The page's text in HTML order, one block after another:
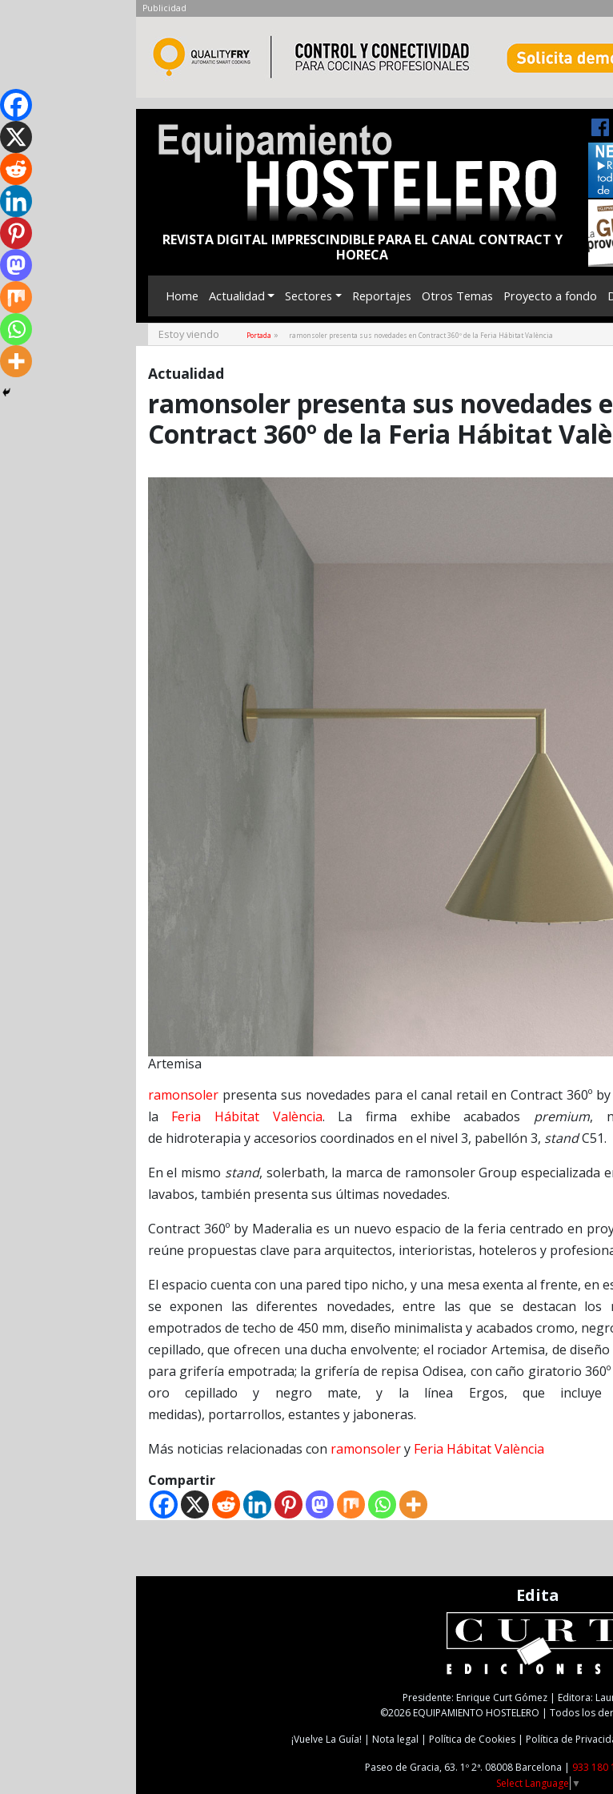
Publicidad
REVISTA DIGITAL IMPRESCINDIBLE PARA EL CANAL CONTRACT Y
HORECA
Home Actualidad Sectores Reportajes Otros Temas Proyecto a fondo
Estoy viendo Portada » ramonsoler presenta sus novedades en Contract 360º de la Feria Hábitat València
Actualidad
ramonsoler presenta sus novedades
Contract 360º de la Feria Hábitat
Artemisa
ramonsolerpresenta sus novedades para el canal retail en Contract 360º
la Feria Hábitat València. La firma exhibe acabados premium,
de hidroterapia y accesorios coordinados en el nivel 3, pabellón 3, standC51.
En el mismo stand, solerbath, la marca de ramonsoler Group especializada
lavabos, también presenta sus últimas novedades.
Contract 360º by Maderalia es un nuevo espacio de la feria centrado en
reúne propuestas clave para arquitectos, interioristas, hoteleros y
El espacio cuenta con una pared tipo nicho, y una mesa exenta al frente, en
se exponen las diferentes novedades, entre las que se destacan los
empotrados de techo de 450 mm, diseño minimalista y acabados cromo,
cepillado, que ofrecen una ducha envolvente; el rociador Artemisa, de
para grifería empotrada; la grifería de repisa Odisea, con caño giratorio
oro cepillado y negro mate, y la línea Ergos, que incluye
medidas), portarrollos, estantes y jaboneras.
Más noticias relacionadas con ramonsolery Feria Hábitat València
Compartir
Edita
Presidente: Enrique Curt Gómez | Editora:
©2026 EQUIPAMIENTO HOSTELERO | Todos los
¡Vuelve La Guía!
Nota legal Política de Cookies Política de
Paseo de Gracia, 63. 1º 2ª. 08008 Barcelona | 933 180
Select Language ▼